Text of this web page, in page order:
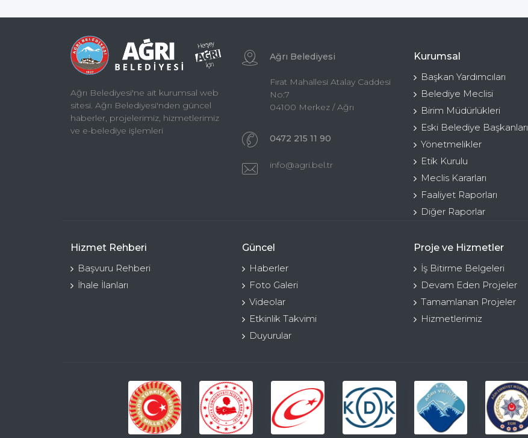
Ağrı Belediyesi'ne ait kurumsal web
sitesi. Ağrı Belediyesi'nden güncel
haberler, projelerimiz, hizmetlerimiz
ve e-belediye işlemleri
Ağrı Belediyesi
Fırat Mahallesi Atalay Caddesi
No:7
04100 Merkez / Ağrı
0472 215 11 90
info@agri.bel.tr
Kurumsal
Başkan Yardımcıları
Belediye Meclisi
Birim Müdürlükleri
Eski Belediye Başkanları
Yönetmelikler
Etik Kurulu
Meclis Kararları
Faaliyet Raporları
Diğer Raporlar
Hizmet Rehberi
Başvuru Rehberi
İhale İlanları
Güncel
Haberler
Foto Galeri
Videolar
Etkinlik Takvimi
Duyurular
Proje ve Hizmetler
İş Bitirme Belgeleri
Devam Eden Projeler
Tamamlanan Projeler
Hizmetlerimiz